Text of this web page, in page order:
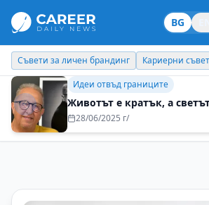
BG
Кариерни съвети Новини Нови
Кариерни съвети
Когато хората са доволни,
повече от себе си
28/07/2025 г/